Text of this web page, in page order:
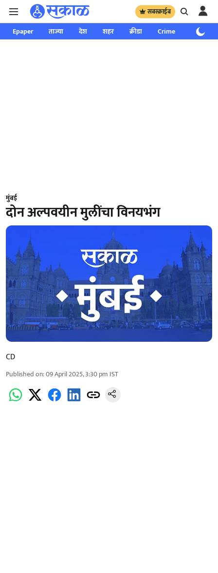
सबस्क्राईब
Epaper ताज्या देश शहर क्रीडा Crime साप्ताहिक
मुंबई
दोन अल्पवयीन मुलींचा विनयभंग
CD
Published on:09 April 2025, 3:30 pm IST